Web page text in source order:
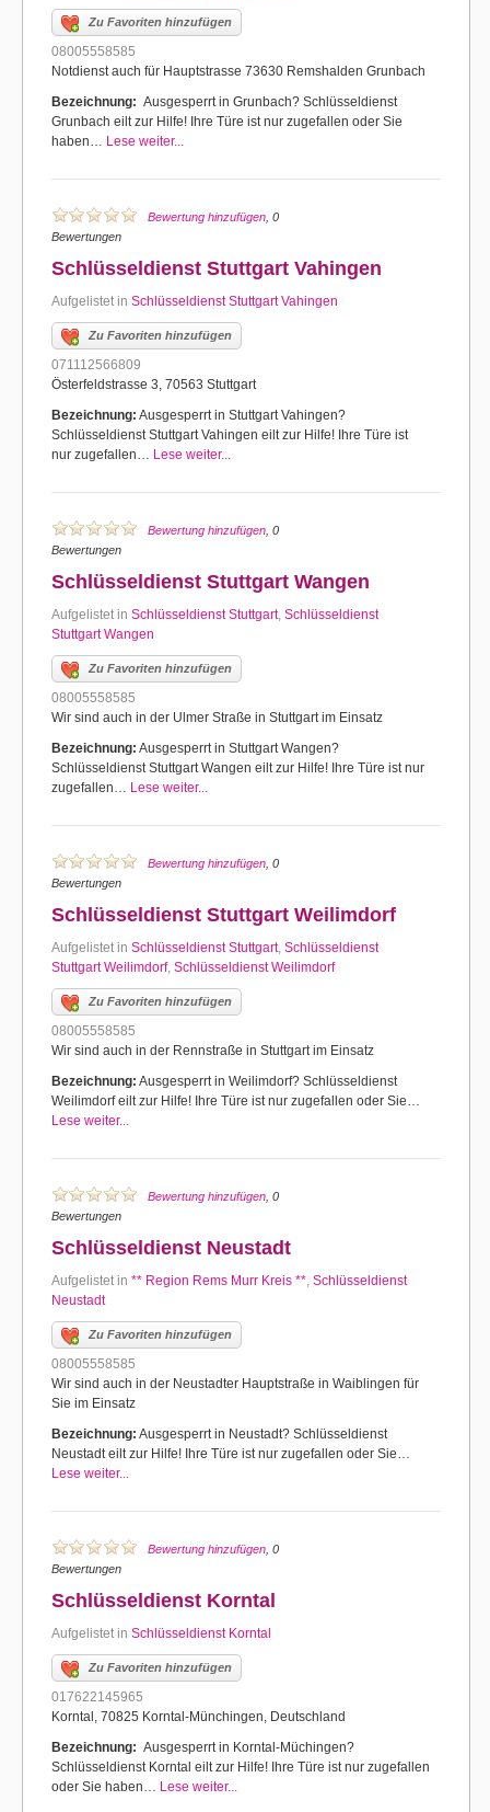
Zu Favoriten hinzufügen
08005558585
Notdienst auch für Hauptstrasse 73630 Remshalden Grunbach
Bezeichnung: Ausgesperrt in Grunbach? Schlüsseldienst
Grunbach eilt zur Hilfe! Ihre Türe ist nur zugefallen oder Sie
haben… Lese weiter...
Bewertung hinzufügen , 0
Bewertungen
Schlüsseldienst Stuttgart Vahingen
Aufgelistet in Schlüsseldienst Stuttgart Vahingen
Zu Favoriten hinzufügen
071112566809
Österfeldstrasse 3, 70563 Stuttgart
Bezeichnung: Ausgesperrt in Stuttgart Vahingen?
Schlüsseldienst Stuttgart Vahingen eilt zur Hilfe! Ihre Türe ist
nur zugefallen… Lese weiter...
Bewertung hinzufügen , 0
Bewertungen
Schlüsseldienst Stuttgart Wangen
Aufgelistet in Schlüsseldienst Stuttgart, Schlüsseldienst
Stuttgart Wangen
Zu Favoriten hinzufügen
08005558585
Wir sind auch in der Ulmer Straße in Stuttgart im Einsatz
Bezeichnung: Ausgesperrt in Stuttgart Wangen?
Schlüsseldienst Stuttgart Wangen eilt zur Hilfe! Ihre Türe ist nur
zugefallen… Lese weiter...
Bewertung hinzufügen , 0
Bewertungen
Schlüsseldienst Stuttgart Weilimdorf
Aufgelistet in Schlüsseldienst Stuttgart, Schlüsseldienst
Stuttgart Weilimdorf, Schlüsseldienst Weilimdorf
Zu Favoriten hinzufügen
08005558585
Wir sind auch in der Rennstraße in Stuttgart im Einsatz
Bezeichnung: Ausgesperrt in Weilimdorf? Schlüsseldienst
Weilimdorf eilt zur Hilfe! Ihre Türe ist nur zugefallen oder Sie…
Lese weiter...
Bewertung hinzufügen , 0
Bewertungen
Schlüsseldienst Neustadt
Aufgelistet in ** Region Rems Murr Kreis **, Schlüsseldienst
Neustadt
Zu Favoriten hinzufügen
08005558585
Wir sind auch in der Neustadter Hauptstraße in Waiblingen für
Sie im Einsatz
Bezeichnung: Ausgesperrt in Neustadt? Schlüsseldienst
Neustadt eilt zur Hilfe! Ihre Türe ist nur zugefallen oder Sie…
Lese weiter...
Bewertung hinzufügen , 0
Bewertungen
Schlüsseldienst Korntal
Aufgelistet in Schlüsseldienst Korntal
Zu Favoriten hinzufügen
017622145965
Korntal, 70825 Korntal-Münchingen, Deutschland
Bezeichnung: Ausgesperrt in Korntal-Müchingen?
Schlüsseldienst Korntal eilt zur Hilfe! Ihre Türe ist nur zugefallen
oder Sie haben… Lese weiter...